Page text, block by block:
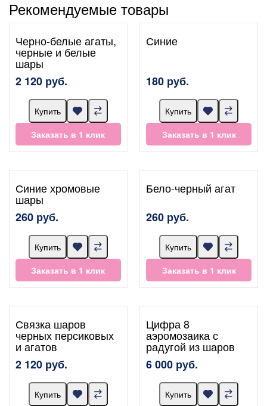
Рекомендуемые товары
Черно-белые агаты,
черные и белые
шары
2 120 руб.
Купить
Заказать в 1 клик
Синие
180 руб.
Купить
Заказать в 1 клик
Синие хромовые
шары
260 руб.
Купить
Заказать в 1 клик
Бело-черный агат
260 руб.
Купить
Заказать в 1 клик
Связка шаров
черных персиковых
и агатов
2 120 руб.
Купить
Цифра 8
аэромозаика с
радугой из шаров
6 000 руб.
Купить